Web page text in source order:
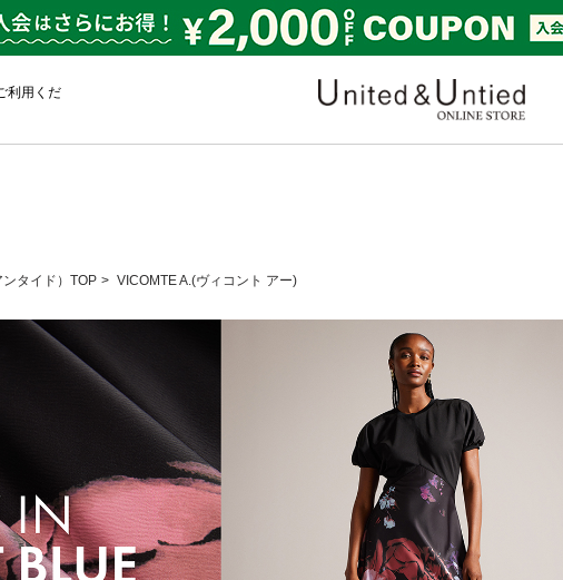
利用くだ
タイド）TOP VICOMTE A.(ヴィコント アー)